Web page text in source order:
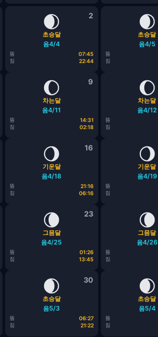
2
🌒
초승달
음4/4
뜸
07:45
짐
22:44
🌒
초승달
음4/5
뜸
짐
9
🌔
차는달
음4/11
뜸
14:31
짐
02:18
🌔
차는달
음4/12
뜸
짐
16
🌖
기운달
음4/18
뜸
21:16
짐
06:16
🌖
기운달
음4/19
뜸
짐
23
🌘
그믐달
음4/25
뜸
01:26
짐
13:45
🌘
그믐달
음4/26
뜸
짐
30
🌒
초승달
음5/3
뜸
06:27
짐
21:22
🌒
초승달
음5/4
뜸
짐